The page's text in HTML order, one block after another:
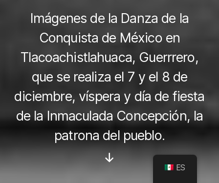
Imágenes de la Danza de la
Conquista de México en
Tlacoachistlahuaca, Guerrrero,
que se realiza el 7 y el 8 de
diciembre, víspera y día de fiesta
de la Inmaculada Concepción, la
patrona del pueblo.
Desplazar
ES